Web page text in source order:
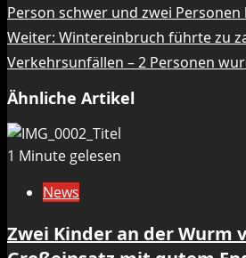
Person schwer und zwei
Weiter: Wintereinbruch führte zu
Verkehrsunfällen – 2 Personen
Ähnliche Artikel
1 Minute gelesen
News
Zwei Kinder an der Wurm